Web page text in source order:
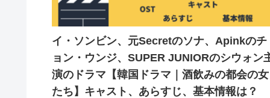
イ・ソンビン、元Secretのソナ、Apinkのチ
ョン・ウンジ、SUPER JUNIORのシウォン
演のドラマ【韓国ドラマ｜酒飲みの都会の女
たち】キャスト、あらすじ、基本情報は？